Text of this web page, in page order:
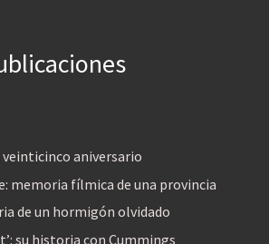
veinticinco aniversario
memoria fílmica de una provincia
de un hormigón olvidado
su historia con Cummings